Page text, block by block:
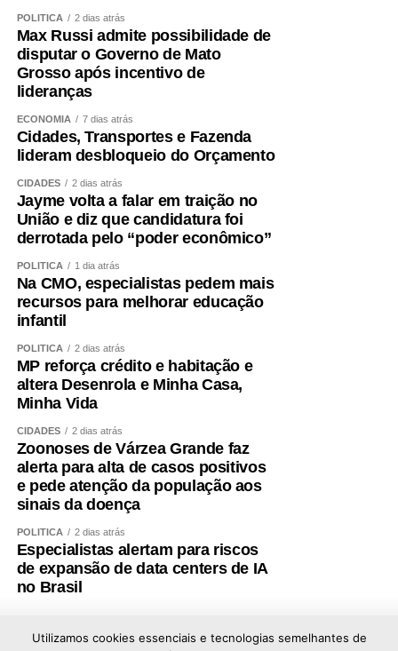
POLÍTICA 2 dias atrás
Max Russi admite possibilidade de
disputar o Governo de Mato
Grosso após incentivo de
lideranças
ECONOMIA 7 dias atrás
Cidades, Transportes e Fazenda
lideram desbloqueio do Orçamento
CIDADES 2 dias atrás
Jayme volta a falar em traição no
União e diz que candidatura foi
derrotada pelo “poder econômico”
POLÍTICA 1 dia atrás
Na CMO, especialistas pedem mais
recursos para melhorar educação
infantil
POLÍTICA 2 dias atrás
MP reforça crédito e habitação e
altera Desenrola e Minha Casa,
Minha Vida
CIDADES 2 dias atrás
Zoonoses de Várzea Grande faz
alerta para alta de casos positivos
e pede atenção da população aos
sinais da doença
POLÍTICA 2 dias atrás
Especialistas alertam para riscos
de expansão de data centers de IA
no Brasil
Utilizamos cookies essenciais e tecnologias semelhantes de